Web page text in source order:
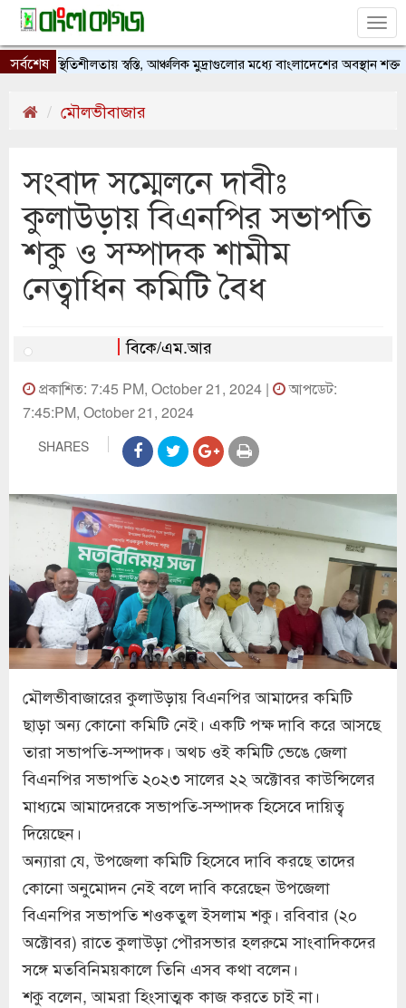
সর্বশেষ
টাকার স্থিতিশীলতায় স্বস্তি, আঞ্চলিক মুদ্রাগুলোর মধ্যে বাংলাদেশের অবস্থান শক্ত
মৌলভীবাজার
সংবাদ সম্মেলনে দাবীঃ
কুলাউড়ায় বিএনপির সভাপতি
শকু ও সম্পাদক শামীম
নেত্বাধিন কমিটি বৈধ
বিকে/এম.আর
প্রকাশিত: 7:45 PM, October 21, 2024 |
আপডেট:
7:45:PM, October 21, 2024
SHARES
মৌলভীবাজারের কুলাউড়ায় বিএনপির আমাদের কমিটি
ছাড়া অন্য কোনো কমিটি নেই। একটি পক্ষ দাবি করে আসছে
তারা সভাপতি-সম্পাদক। অথচ ওই কমিটি ভেঙে জেলা
বিএনপির সভাপতি ২০২৩ সালের ২২ অক্টোবর কাউন্সিলের
মাধ্যমে আমাদেরকে সভাপতি-সম্পাদক হিসেবে দায়িত্ব
দিয়েছেন।
অন্যারা যে, উপজেলা কমিটি হিসেবে দাবি করছে তাদের
কোনো অনুমোদন নেই বলে দাবি করেছেন উপজেলা
বিএনপির সভাপতি শওকতুল ইসলাম শকু। রবিবার (২০
অক্টোবর) রাতে কুলাউড়া পৌরসভার হলরুমে সাংবাদিকদের
সঙ্গে মতবিনিময়কালে তিনি এসব কথা বলেন।
শকু বলেন, আমরা হিংসাত্মক কাজ করতে চাই না।